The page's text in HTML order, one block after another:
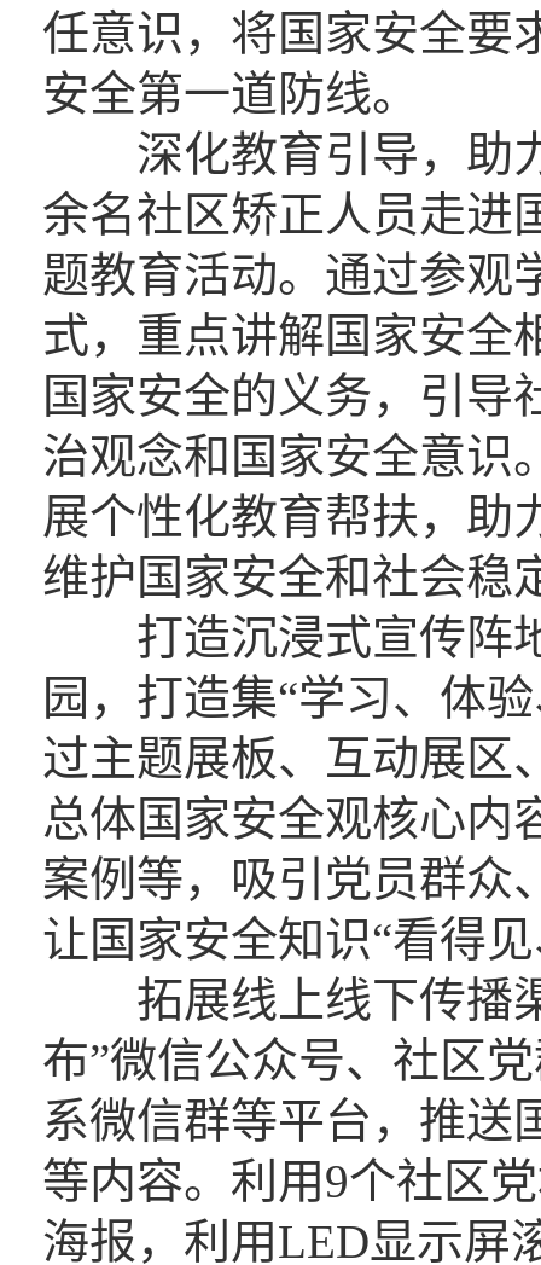
任意识，将国家安全要
安全第一道防线。
深化教育引导，助力
余名社区矫正人员走进
题教育活动。通过参观
式，重点讲解国家安全
国家安全的义务，引导
治观念和国家安全意识
展个性化教育帮扶，助
维护国家安全和社会稳
打造沉浸式宣传阵
园，打造集“学习、体
过主题展板、互动展区
总体国家安全观核心内
案例等，吸引党员群众
让国家安全知识“看得
拓展线上线下传播渠
布”微信公众号、社区
系微信群等平台，推送
等内容。利用9个社区
海报，利用LED显示屏